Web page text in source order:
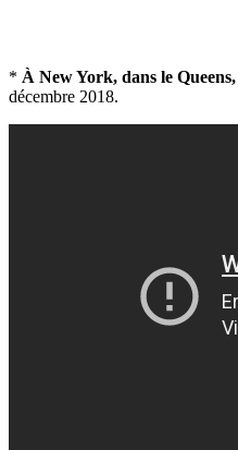
* À New York, dans le Queens,
décembre 2018.